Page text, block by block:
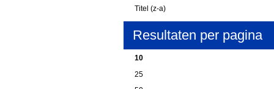
Titel (z-a)
Resultaten per pagina
10
25